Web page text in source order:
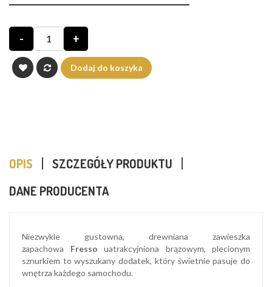
- +
Dodaj do koszyka
OPIS
SZCZEGÓŁY PRODUKTU
DANE PRODUCENTA
Niezwykle gustowna, drewniana zawieszka
zapachowa Fresso uatrakcyjniona brązowym, plecionym
sznurkiem to wyszukany dodatek, który świetnie pasuje do
wnętrza każdego samochodu.